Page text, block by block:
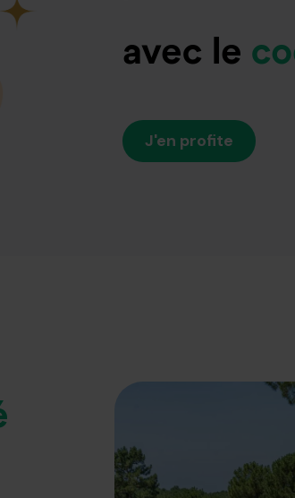
avec le
J'en profite